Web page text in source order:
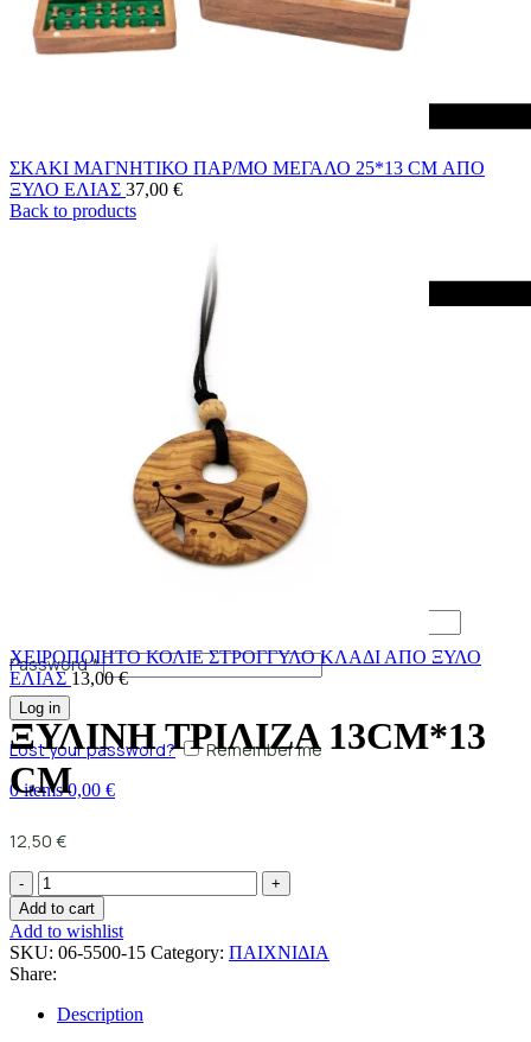
Password*
Log in
Lost your password? Remember me
0items 0,00 €
ΣΚΑΚΙ ΜΑΓΝΗΤΙΚΟ ΠΑΡ/ΜΟ ΜΕΓΑΛΟ 25*13 CM ΑΠΟ
ΞΥΛΟ ΕΛΙΑΣ 37,00 €
Back to products
ΧΕΙΡΟΠΟΙΗΤΟ ΚΟΛΙΕ ΣΤΡΟΓΓΥΛΟ ΚΛΑΔΙ ΑΠΟ ΞΥΛΟ
ΕΛΙΑΣ 13,00€
ΞΥΛΙΝΗ ΤΡΙΛΙΖΑ 13CM*13
CM
12,50 €
Add to cart
Add to wishlist
SKU: 06-5500-15 Category: ΠΑΙΧΝΙΔΙΑ
Share:
Description